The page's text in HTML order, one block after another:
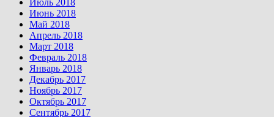
Июль 2018
Июнь 2018
Май 2018
Апрель 2018
Март 2018
Февраль 2018
Январь 2018
Декабрь 2017
Ноябрь 2017
Октябрь 2017
Сентябрь 2017